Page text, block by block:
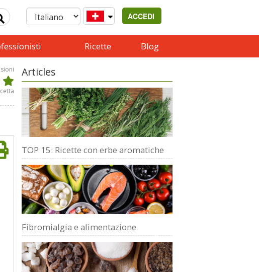
ACCEDI
Ricette Blog
Articles
TOP 15: Ricette con erbe aromatiche
Fibromialgia e alimentazione